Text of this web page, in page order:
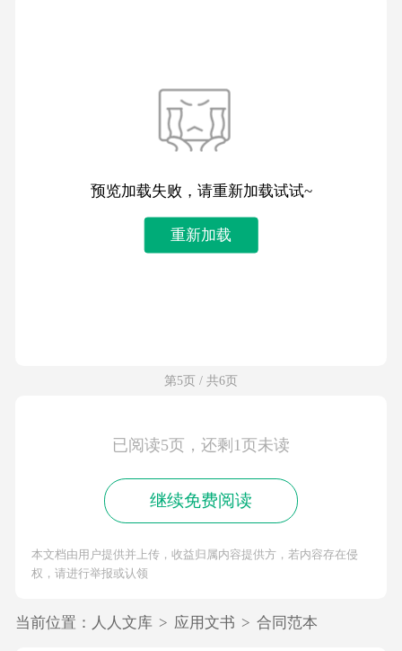
预览加载失败，请重新加载试试~
重新加载
第5页 / 共6页
已阅读5页，还剩1页未读
继续免费阅读
本文档由用户提供并上传，收益归属内容提供方，若内容存在侵
权，请进行举报或认领
当前位置： 人人文库 > 应用文书 > 合同范本